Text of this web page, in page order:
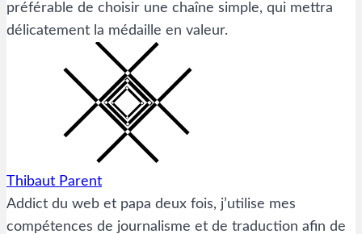
préférable de choisir une chaîne simple, qui mettra
délicatement la médaille en valeur.
Thibaut Parent
Addict du web et papa deux fois, j’utilise mes
compétences de journalisme et de traduction afin de